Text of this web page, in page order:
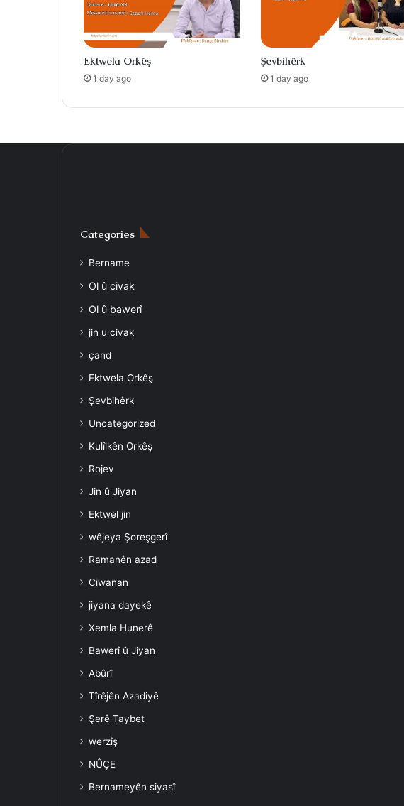
Ektwela Orkêş
1 day ago
Şevbihêrk
1 day ago
Categories
Bername
Ol û civak
Ol û bawerî
jin u civak
çand
Ektwela Orkêş
Şevbihêrk
Uncategorized
Kulîlkên Orkêş
Rojev
Jin û Jiyan
Ektwel jin
wêjeya Şoreşgerî
Ramanên azad
Ciwanan
jiyana dayekê
Xemla Hunerê
Bawerî û Jiyan
Abûrî
Tîrêjên Azadiyê
Şerê Taybet
werzîş
NÛÇE
Bernameyên siyasî